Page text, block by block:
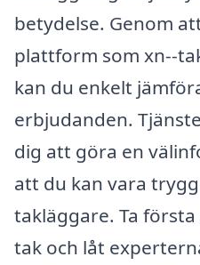
betydelse. Genom
plattform som xn--
kan du enkelt
erbjudanden.
dig att göra en
att du kan vara
takläggare. Ta
tak och låt